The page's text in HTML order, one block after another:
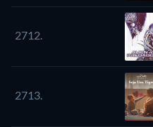
2712.
2713.